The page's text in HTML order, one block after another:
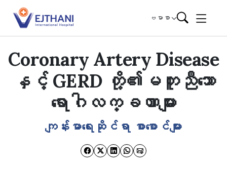
Skip to content
ဗမာစာ
Coronary Artery Disease
နှင့် GERD တို့၏မတူညီ‌သော
ရောဂါလက္ခဏာများ
ကျန်းမာရေးဆိုင်ရာ စာစောင်များ